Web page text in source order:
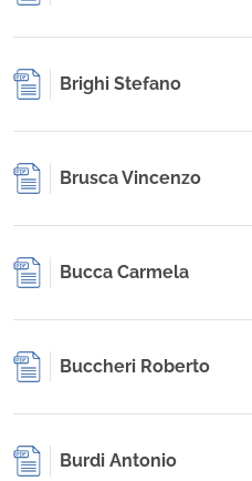
Brighi Stefano
Brusca Vincenzo
Bucca Carmela
Buccheri Roberto
Burdi Antonio